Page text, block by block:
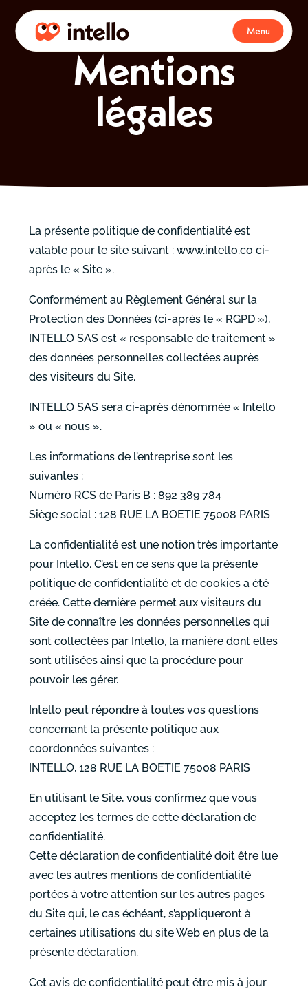
Menu
Mentions
légales
La présente politique de confidentialité est
valable pour le site suivant : www.intello.co ci-
après le « Site ».
Conformément au Règlement Général sur la
Protection des Données (ci-après le « RGPD »),
INTELLO SAS est « responsable de traitement »
des données personnelles collectées auprès
des visiteurs du Site.
INTELLO SAS sera ci-après dénommée « Intello
» ou « nous ».
Les informations de l’entreprise sont les
suivantes :
Numéro RCS de Paris B : 892 389 784
Siège social : 128 RUE LA BOETIE 75008 PARIS
La confidentialité est une notion très importante
pour Intello. C’est en ce sens que la présente
politique de confidentialité et de cookies a été
créée. Cette dernière permet aux visiteurs du
Site de connaître les données personnelles qui
sont collectées par Intello, la manière dont elles
sont utilisées ainsi que la procédure pour
pouvoir les gérer.
Intello peut répondre à toutes vos questions
concernant la présente politique aux
coordonnées suivantes :
INTELLO, 128 RUE LA BOETIE 75008 PARIS
En utilisant le Site, vous confirmez que vous
acceptez les termes de cette déclaration de
confidentialité.
Cette déclaration de confidentialité doit être lue
avec les autres mentions de confidentialité
portées à votre attention sur les autres pages
du Site qui, le cas échéant, s’appliqueront à
certaines utilisations du site Web en plus de la
présente déclaration.
Cet avis de confidentialité peut être mis à jour